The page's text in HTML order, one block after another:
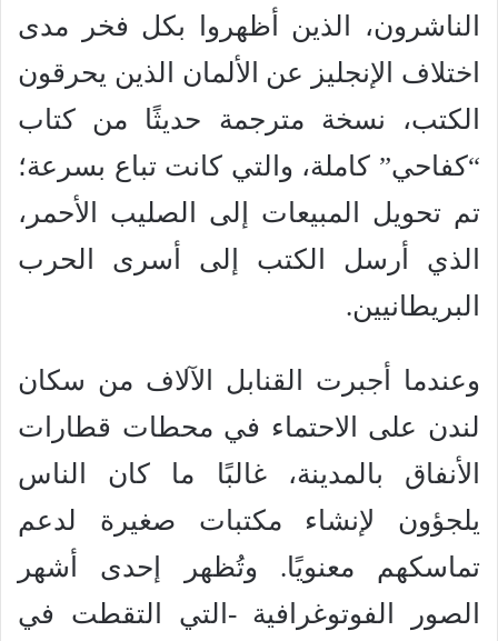
الناشرون، الذين أظهروا بكل فخر مدى
اختلاف الإنجليز عن الألمان الذين يحرقون
الكتب، نسخة مترجمة حديثًا من كتاب
“كفاحي” كاملة، والتي كانت تباع بسرعة؛
تم تحويل المبيعات إلى الصليب الأحمر،
الذي أرسل الكتب إلى أسرى الحرب
البريطانيين.
وعندما أجبرت القنابل الآلاف من سكان
لندن على الاحتماء في محطات قطارات
الأنفاق بالمدينة، غالبًا ما كان الناس
يلجؤون لإنشاء مكتبات صغيرة لدعم
تماسكهم معنويًا. وتُظهر إحدى أشهر
الصور الفوتوغرافية -التي التقطت في